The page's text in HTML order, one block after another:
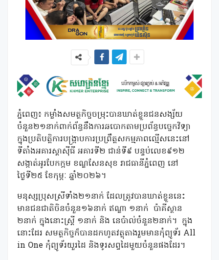
ភ្នំពេញ៖ កម្លាំងសមត្ថកិច្ចចម្រុះបានឃាត់ខ្លួនជនសង្ស័យ
ចំនួន២១នាក់ពាក់ព័ន្ធនឹងការឆបោកតាមប្រព័ន្ធបច្ចេកវិទ្យា
ក្នុងប្រតិបត្តិការបង្រ្កាបការប្រព្រឹត្តសកម្មភាពល្មើសនេះនៅ
ទីតាំងអគារស្តាស៊ីធី អគារទី២ ជាន់ទី៩ បន្ទប់លេខ៩១២
សង្កាត់អូរបែកក្អម ខណ្ឌសែនសុខ រាជធានីភ្នំពេញ នៅ
ថ្ងៃទី២៥ ខែកុម្ភៈ ឆ្នាំ២០២៦។
មនុស្សប្រុសស្រីទាំង២១នាក់ ដែលត្រូវបានឃាត់ខ្លួននេះ
មានជនជាតិចិនចំនួន១៦នាក់ ឥណ្ឌា ១នាក់ ប៉ាគីស្ថាន
២នាក់ ក្នុងនោះស្ត្រី ១នាក់ និង នេប៉ាល់ចំនួន២នាក់។ ក្នុង
នោះដែរ សមត្ថកិច្ចក៏បានដកហូតវត្ថុតាងរួមមានកុំព្យូទ័រ All
in One កុំព្យូទ័រយួរដៃ និងទូរសព្ទដៃមួយចំនួនផងដែរ។